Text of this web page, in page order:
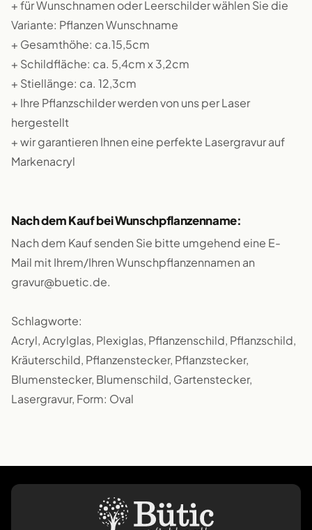
+ für Wunschnamen oder Leerschilder wählen Sie die
Variante: Pflanzen Wunschname
+ Gesamthöhe: ca.15,5cm
+ Schildfläche: ca. 5,4cm x 3,2cm
+ Stiellänge: ca. 12,3cm
+ Ihre Pflanzschilder werden von uns per Laser
hergestellt
+ wir garantieren Ihnen eine perfekte Lasergravur auf
Markenacryl
Nach dem Kauf bei Wunschpflanzenname:
Nach dem Kauf senden Sie bitte umgehend eine E-
Mail mit Ihrem/Ihren Wunschpflanzennamen an
gravur@buetic.de.
Schlagworte:
Acryl, Acrylglas, Plexiglas, Pflanzenschild, Pflanzschild,
Kräuterschild, Pflanzenstecker, Pflanzstecker,
Blumenstecker, Blumenschild, Gartenstecker,
Lasergravur, Form: Oval